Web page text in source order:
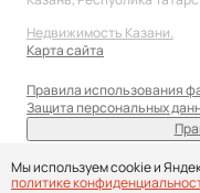
Недвижимость Казани.
Карта сайта
Правила использования
Защита персональных
Мы используем cookie и
политике